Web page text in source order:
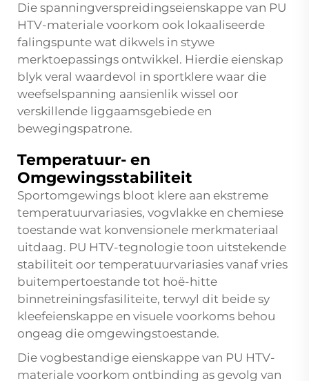
Die spanningverspreidingseienskappe van PU
HTV-materiale voorkom ook lokaaliseerde
falingspunte wat dikwels in stywe
merktoepassings ontwikkel. Hierdie eienskap
blyk veral waardevol in sportklere waar die
weefselspanning aansienlik wissel oor
verskillende liggaamsgebiede en
bewegingspatrone.
Temperatuur- en
Omgewingsstabiliteit
Sportomgewings bloot klere aan ekstreme
temperatuurvariasies, vogvlakke en chemiese
toestande wat konvensionele merkmateriaal
uitdaag. PU HTV-tegnologie toon uitstekende
stabiliteit oor temperatuurvariasies vanaf vries
buitempertoestande tot hoë-hitte
binnetreiningsfasiliteite, terwyl dit beide sy
kleefeienskappe en visuele voorkoms behou
ongeag die omgewingstoestande.
Die vogbestandige eienskappe van PU HTV-
materiale voorkom ontbinding as gevolg van